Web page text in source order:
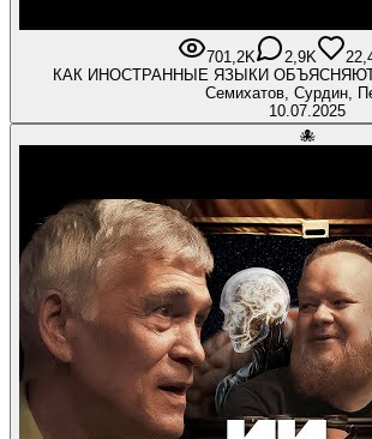
701,2K 2,9K
КАК ИНОСТРАННЫЕ ЯЗЫКИ
Семихатов, Сурдин,
10.07.2025
🐙